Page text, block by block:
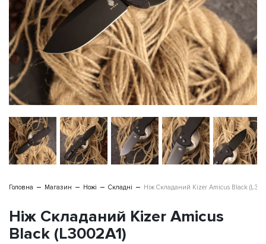
Головна Магазин Ножі Складні Ніж Складаний Kizer Amicus Black
Ніж Складаний Kizer Amicus
Black (L3002A1)